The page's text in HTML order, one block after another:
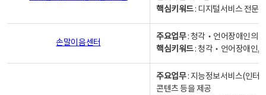
핵심키워드: 디지털서비스 전문
손말이음센터
주요업무: 청각‧언어장애인의
핵심키워드: 청각‧언어장애인,
주요업무: 지능정보서비스(인터
콘텐츠 등을 제공